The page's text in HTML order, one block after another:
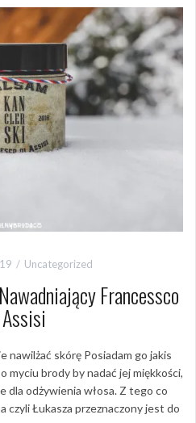
Uncategorized
Francessco
nawilżać skórę Posiadam go jakis
myciu brody by nadać jej miękkości,
dla odżywienia włosa. Z tego co
czyli Łukasza przeznaczony jest do